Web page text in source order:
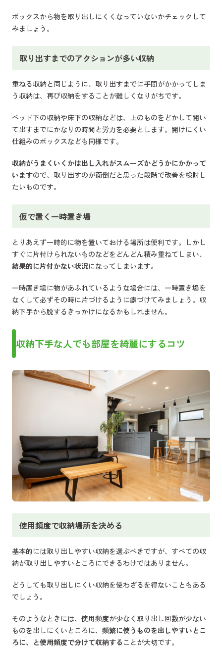
ボックスから物を取り出しにくくなっていないかチェックして
みましょう。
取り出すまでのアクションが多い収納
重ねる収納と同じように、取り出すまでに手間がかかってしま
う収納は、再び収納をすることが難しくなりがちです。
ベッド下の収納や床下の収納などは、上のものをどかして開い
て出すまでにかなりの時間と労力を必要とします。開けにくい
仕組みのボックスなども同様です。
収納がうまくいくかは出し入れがスムーズかどうかにかかって
いますので、取り出すのが面倒だと思った段階で改善を検討し
たいものです。
仮で置く一時置き場
とりあえず一時的に物を置いておける場所は便利です。しかし
すぐに片付けられないものなどをどんどん積み重ねてしまい、
結果的に片付かない状況になってしまいます。
一時置き場に物があふれているような場合には、一時置き場を
なくして必ずその時に片づけるように癖づけてみましょう。収
納下手から脱するきっかけになるかもしれません。
収納下手な人でも部屋を綺麗にするコツ
使用頻度で収納場所を決める
基本的には取り出しやすい収納を選ぶべきですが、すべての収
納が取り出しやすいところにできるわけではありません。
どうしても取り出しにくい収納を使わざるを得ないこともある
でしょう。
そのようなときには、使用頻度が少なく取り出し回数が少ない
ものを出しにくいところに、 頻繁に使うものを出しやすいとこ
ろに、と使用頻度で分けて収納する ことが大切です。